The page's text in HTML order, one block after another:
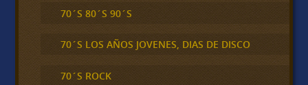
70´S 80´S 90´S
70´S LOS AÑOS JOVENES, DIAS DE DISCO
70´S ROCK